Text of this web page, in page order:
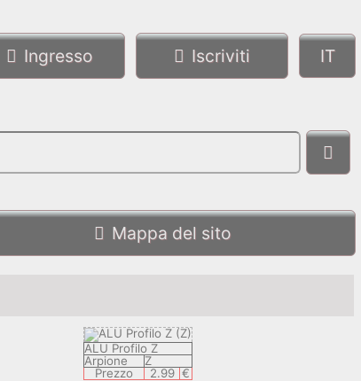
Ingresso Iscriviti
Mappa del sito
ALU Profilo Z
Arpione
Z
Prezzo
2.99 €